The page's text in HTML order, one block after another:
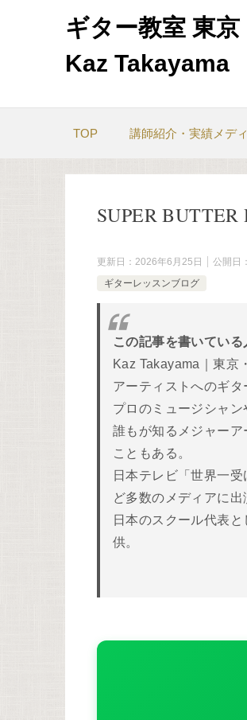
ギター教室 東京
Kaz Takayama
TOP 講師紹介・実績メデ
SUPER BUTTER
更新日： 2026年6月25日 公開日：
ギターレッスンブログ
この記事を書いている
Kaz Takayama｜東京
アーティストへのギタ
プロのミュージシャ
誰もが知るメジャー
こともある。
日本テレビ「世界一
ど多数のメディアに
日本のスクール代表
供。